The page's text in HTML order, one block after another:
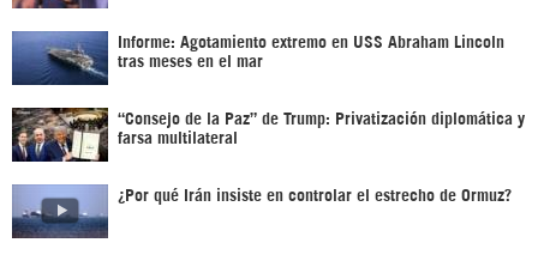
Informe: Agotamiento extremo en USS Abraham Lincoln
tras meses en el mar
“Consejo de la Paz” de Trump: Privatización diplomática y
farsa multilateral
¿Por qué Irán insiste en controlar el estrecho de Ormuz?